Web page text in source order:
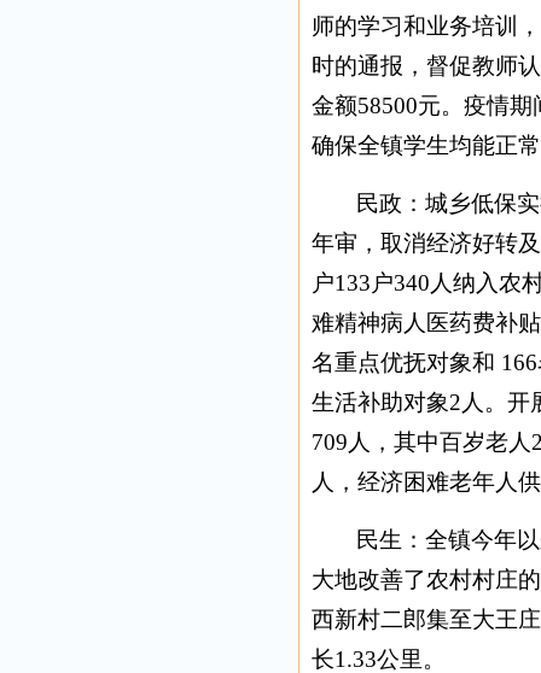
师的学习和业务培训
时的通报，督促教师
金额58500元。疫情
确保全镇学生均能正
民政：城乡低保
年审，取消经济好转
户133户340人纳入农
难精神病人医药费补
名重点优抚对象和
生活补助对象2人。开
709人，其中百岁老
人，经济困难老年人
民生：全镇今年
大地改善了农村村庄
西新村二郎集至大王
长1.33公里。